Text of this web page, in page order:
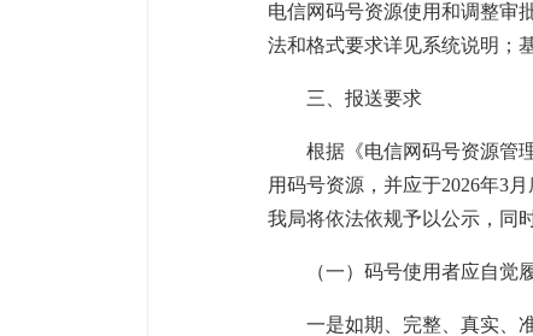
电信网码号资源使用和调整审
法和格式要求详见系统说明；
三、报送要求
根据《电信网码号资源管
用码号资源，并应于2026年3
我局将依法依规予以公示，同
（一）码号使用者应自觉
一是如期、完整、真实、